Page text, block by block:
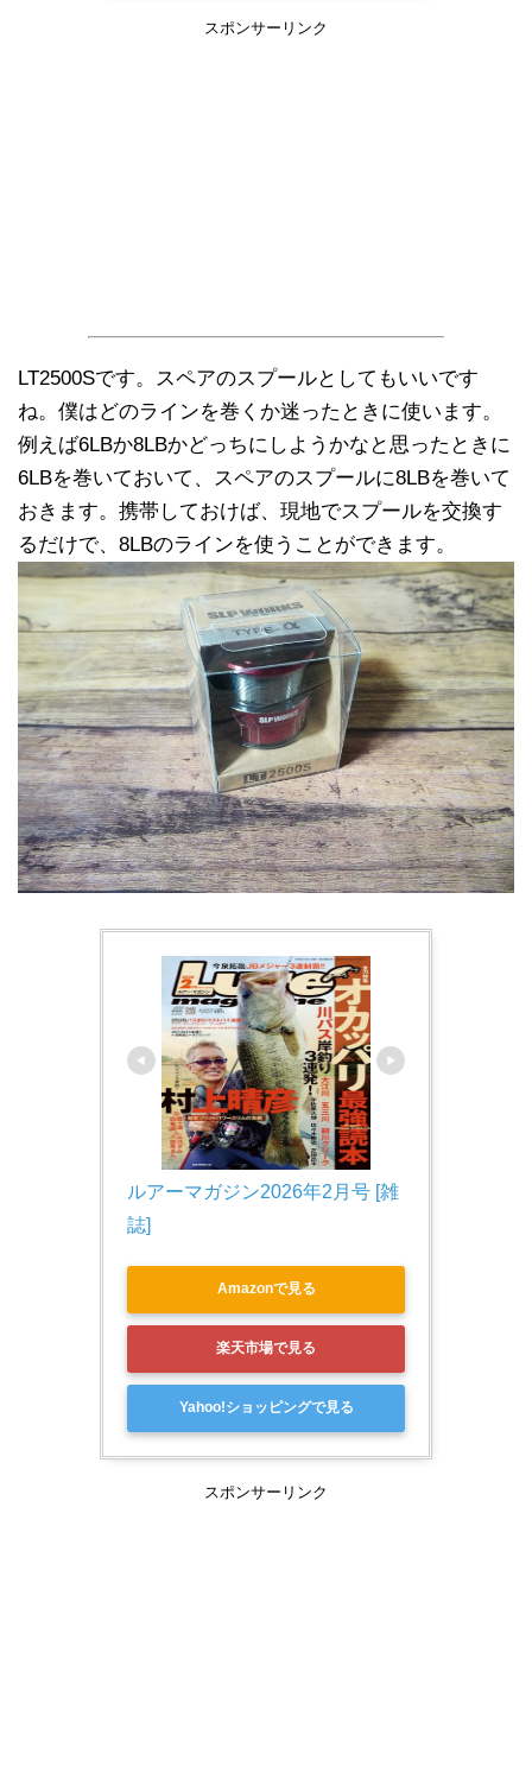
スポンサーリンク
LT2500Sです。スペアのスプールとしてもいいです
ね。僕はどのラインを巻くか迷ったときに使います。
例えば6LBか8LBかどっちにしようかなと思ったときに
6LBを巻いておいて、スペアのスプールに8LBを巻いて
おきます。携帯しておけば、現地でスプールを交換す
るだけで、8LBのラインを使うことができます。
ルアーマガジン2026年2月号 [雑
誌]
Amazonで見る
楽天市場で見る
Yahoo!ショッピングで見る
スポンサーリンク